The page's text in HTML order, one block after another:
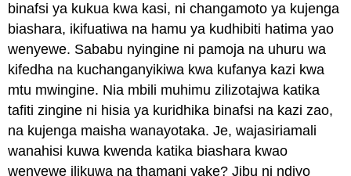
binafsi ya kukua kwa kasi, ni changamoto ya kujenga
biashara, ikifuatiwa na hamu ya kudhibiti hatima yao
wenyewe. Sababu nyingine ni pamoja na uhuru wa
kifedha na kuchanganyikiwa kwa kufanya kazi kwa
mtu mwingine. Nia mbili muhimu zilizotajwa katika
tafiti zingine ni hisia ya kuridhika binafsi na kazi zao,
na kujenga maisha wanayotaka. Je, wajasiriamali
wanahisi kuwa kwenda katika biashara kwao
wenyewe ilikuwa na thamani yake? Jibu ni ndiyo